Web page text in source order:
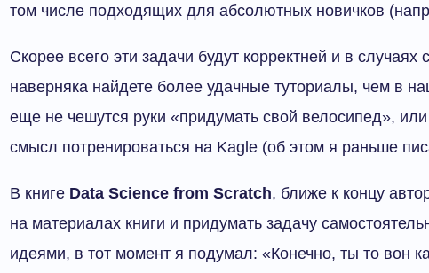
том числе подходящих для абсолютных новичков
Скорее всего эти задачи будут корректней и в
наверняка найдете более удачные туториалы, чем в
еще не чешутся руки «придумать свой велосипед», или
смысл потренироваться на Kagle (об этом я раньше
В книге Data Science from Scratch, ближе к концу
на материалах книги и придумать задачу
идеями, в тот момент я подумал: «Конечно, ты то вон